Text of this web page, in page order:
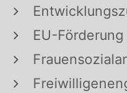
EU-Förderung